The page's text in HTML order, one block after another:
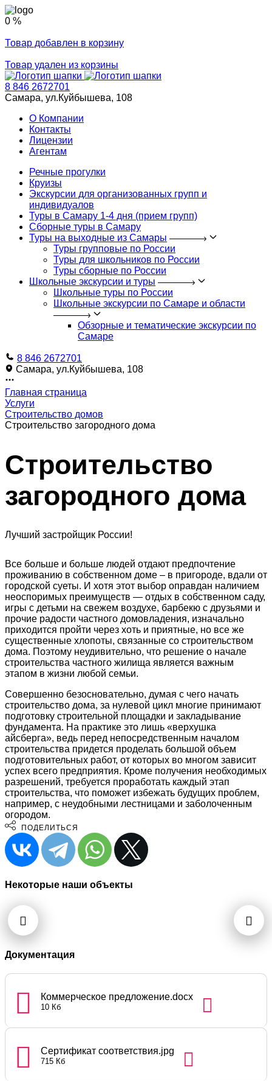
0 %
Товар добавлен в корзину
Товар удален из корзины
8 846 2672701
Самара, ул.Куйбышева, 108
О Компании
Контакты
Лицензии
Агентам
Речные прогулки
Круизы
Экскурсии для организованных групп и
индивидуалов
Туры в Самару 1-4 дня (прием групп)
Сборные туры в Самару
Туры на выходные из Самары
Туры групповые по России
Туры для школьников по России
Туры сборные по России
Школьные экскурсии и туры
Школьные туры по России
Школьные экскурсии по Самаре и области
Обзорные и тематические экскурсии по
Самаре
8 846 2672701
Самара, ул.Куйбышева, 108
Главная страница
Услуги
Строительство домов
Строительство загородного дома
Строительство
загородного дома
Лучший застройщик России!
Все больше и больше людей отдают предпочтение
проживанию в собственном доме – в пригороде, вдали от
городской суеты. И хотя этот выбор оправдан наличием
неоспоримых преимуществ — отдых в собственном саду,
игры с детьми на свежем воздухе, барбекю с друзьями и
прочие радости частного домовладения, изначально
приходится пройти через хоть и приятные, но все же
существенные хлопоты, связанные со строительством
дома. Поэтому неудивительно, что решение о начале
строительства частного жилища является важным
этапом в жизни любой семьи.
Совершенно безосновательно, думая с чего начать
строительство дома, за нулевой цикл многие принимают
подготовку строительной площадки и закладывание
фундамента. На практике это лишь «верхушка
айсберга», ведь перед непосредственным началом
строительства придется проделать большой объем
подготовительных работ, от которых во многом зависит
успех всего предприятия. Кроме получения необходимых
разрешений, требуется проработать каждый этап
строительства, что поможет избежать будущих проблем,
например, с неудобными лестницами и заболоченным
огородом.
ПОДЕЛИТЬСЯ
Некоторые наши объекты
Документация
Коммерческое предложение.docx
10 Кб
Сертификат соответствия.jpg
715 Кб